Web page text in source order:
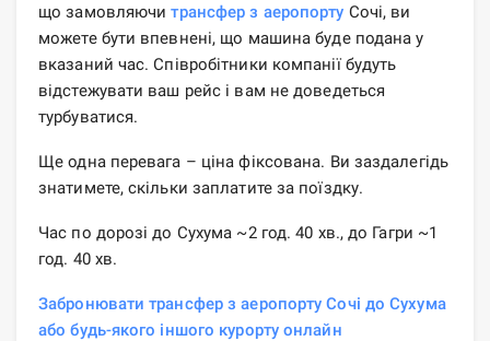
що замовляючитрансфер з аеропорту Сочі, ви
можете бути впевнені, що машина буде подана у
вказаний час. Співробітники компанії будуть
відстежувати ваш рейс і вам не доведеться
турбуватися.
Ще одна перевага – ціна фіксована. Ви заздалегідь
знатимете, скільки заплатите за поїздку.
Час по дорозі до Сухума ~2 год. 40 хв., до Гагри ~1
год. 40 хв.
Забронювати трансфер з аеропорту Сочі до Сухума
або будь-якого іншого курорту онлайн